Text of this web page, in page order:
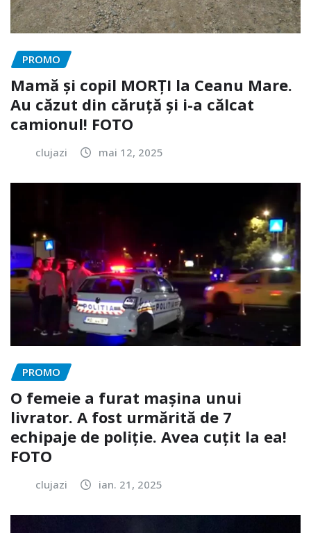
PROMO
Mamă și copil MORȚI la Ceanu Mare.
Au căzut din căruță și i-a călcat
camionul! FOTO
clujazi mai 12, 2025
PROMO
O femeie a furat mașina unui
livrator. A fost urmărită de 7
echipaje de poliție. Avea cuțit la ea!
FOTO
clujazi ian. 21, 2025